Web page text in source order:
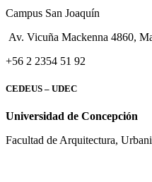
Campus San Joaquín
Av. Vicuña Mackenna 4860,
+56 2 2354 51 92
CEDEUS – UDEC
Universidad de Concepción
Facultad de Arquitectura,